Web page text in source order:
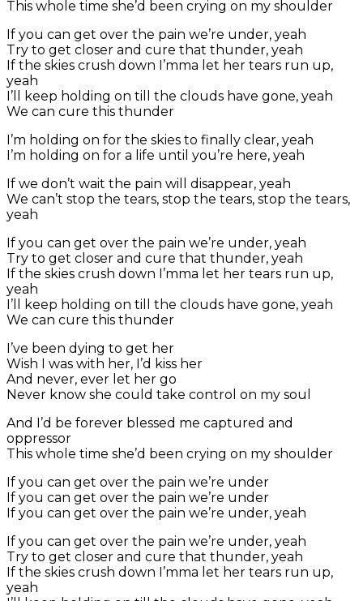
This whole time she’d been crying on my shoulder
If you can get over the pain we’re under, yeah
Try to get closer and cure that thunder, yeah
If the skies crush down I’mma let her tears run up,
yeah
I’ll keep holding on till the clouds have gone, yeah
We can cure this thunder
I’m holding on for the skies to finally clear, yeah
I’m holding on for a life until you’re here, yeah
If we don’t wait the pain will disappear, yeah
We can’t stop the tears, stop the tears, stop the tears,
yeah
If you can get over the pain we’re under, yeah
Try to get closer and cure that thunder, yeah
If the skies crush down I’mma let her tears run up,
yeah
I’ll keep holding on till the clouds have gone, yeah
We can cure this thunder
I’ve been dying to get her
Wish I was with her, I’d kiss her
And never, ever let her go
Never know she could take control on my soul
And I’d be forever blessed me captured and
oppressor
This whole time she’d been crying on my shoulder
If you can get over the pain we’re under
If you can get over the pain we’re under
If you can get over the pain we’re under, yeah
If you can get over the pain we’re under, yeah
Try to get closer and cure that thunder, yeah
If the skies crush down I’mma let her tears run up,
yeah